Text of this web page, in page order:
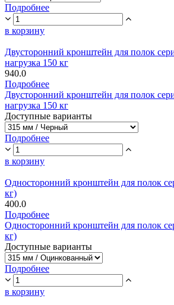
Подробнее
в корзину
Двусторонний кронштейн для полок
нагрузка 150 кг
940.0
Подробнее
Двусторонний кронштейн для полок
нагрузка 150 кг
Доступные варианты
Подробнее
в корзину
Односторонний кронштейн для полок
кг)
400.0
Подробнее
Односторонний кронштейн для полок
кг)
Доступные варианты
Подробнее
в корзину